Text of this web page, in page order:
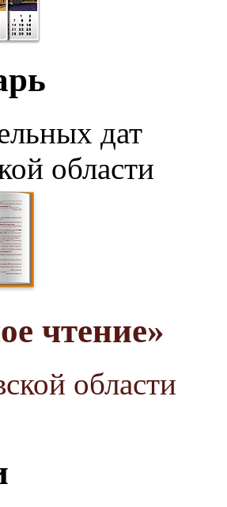
дат
области
чтение»
области